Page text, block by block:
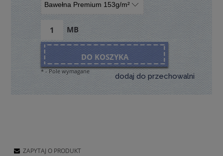
MB
DO KOSZYKA
dodaj do przechowalni
*- Pole wymagane
ZAPYTAJ O PRODUKT